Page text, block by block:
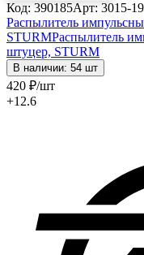
Код: 390185Арт: 3015-
Распылитель
STURMРаспылитель
штуцер, STURM
В наличии: 54 шт
420 ₽/шт
+12.6